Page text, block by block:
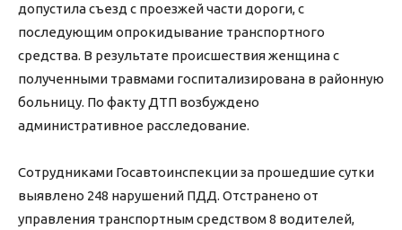
допустила съезд с проезжей части дороги, с
последующим опрокидывание транспортного
средства. В результате происшествия женщина с
полученными травмами госпитализирована в районную
больницу. По факту ДТП возбуждено
административное расследование.
Сотрудниками Госавтоинспекции за прошедшие сутки
выявлено 248 нарушений ПДД. Отстранено от
управления транспортным средством 8 водителей,